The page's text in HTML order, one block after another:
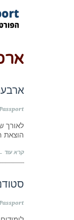
לאורך
הוצאת
קרא עוד